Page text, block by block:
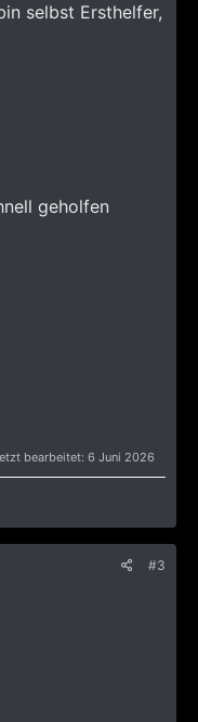
selbst Ersthelfer,
geholfen
bearbeitet: 6 Juni 2026
#3